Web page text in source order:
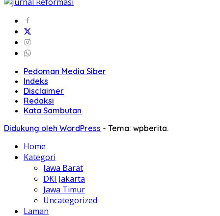
Pedoman Media Siber
Indeks
Disclaimer
Redaksi
Kata Sambutan
Didukung oleh WordPress - Tema: wpberita.
Home
Kategori
Jawa Barat
DKI Jakarta
Jawa Timur
Uncategorized
Laman